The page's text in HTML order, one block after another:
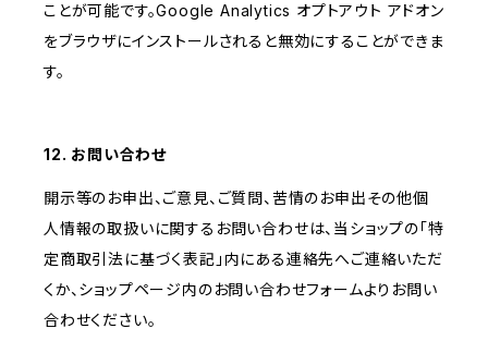
ことが可能です。Google Analytics オプトアウト アドオン
をブラウザにインストールされると無効にすることができま
す。
12. お問い合わせ
開示等のお申出、ご意見、ご質問、苦情のお申出その他個
人情報の取扱いに関するお問い合わせは、当ショップの「特
定商取引法に基づく表記」内にある連絡先へご連絡いただ
くか、ショップページ内のお問い合わせフォームよりお問い
合わせください。